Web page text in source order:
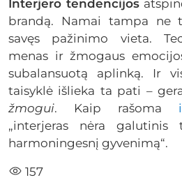
Interjero tendencijos
brandą. Namai tampa
savęs pažinimo vieta.
menas ir žmogaus
subalansuotą aplinką. Ir
taisyklė išlieka ta pati –
žmogui. Kaip rašoma
„interjeras nėra
harmoningesnį gyvenimą“.
157